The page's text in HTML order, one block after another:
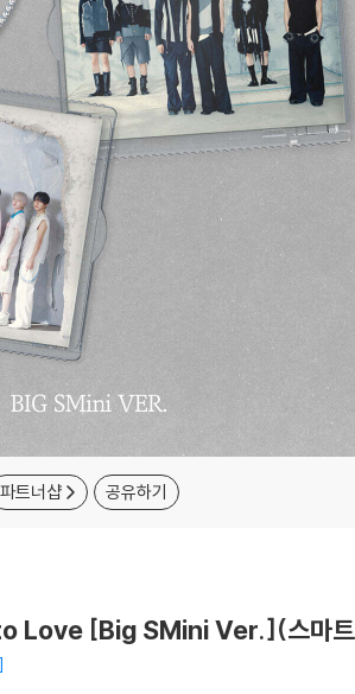
파트너샵 공유하기
Love [Big SMini Ver.](스마트